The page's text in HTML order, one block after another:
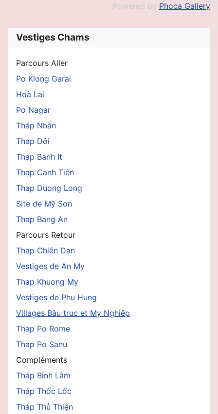
Powered by Phoca Gallery
Vestiges Chams
Parcours Aller
Po Klong Garai
Hoà Lai
Po Nagar
Tháp Nhàn
Thap Dôi
Thap Banh It
Thap Canh Tiên
Thap Duong Long
Site de Mỹ Sơn
Thap Bang An
Parcours Retour
Thap Chiên Dan
Vestiges de An My
Thap Khuong My
Vestiges de Phu Hung
Villages Bâu truc et My Nghiêp
Thap Po Rome
Thap Po Sanu
Compléments
Tháp Bình Lâm
Tháp Thốc Lốc
Tháp Thủ Thiện